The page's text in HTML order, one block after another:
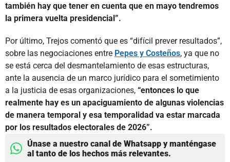
también hay que tener en cuenta que en mayo tendremos
la primera vuelta presidencial”.
Por último, Trejos comentó que es “difícil prever resultados”,
sobre las negociaciones entre Pepes y Costeños, ya que no
se está cerca del desmantelamiento de esas estructuras,
ante la ausencia de un marco jurídico para el sometimiento
a la justicia de esas organizaciones, “entonces lo que
realmente hay es un apaciguamiento de algunas violencias
de manera temporal y esa temporalidad va estar marcada
por los resultados electorales de 2026”.
Únase a nuestro canal de Whatsapp y manténgase
al tanto de los hechos más relevantes.